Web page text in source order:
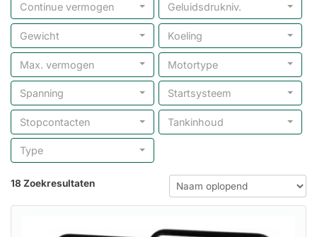
Continue vermogen Geluidsdrukniv.
Gewicht Koeling
Max. vermogen Motortype
Spanning Startsysteem
Stopcontacten Tankinhoud
Type
18 Zoekresultaten